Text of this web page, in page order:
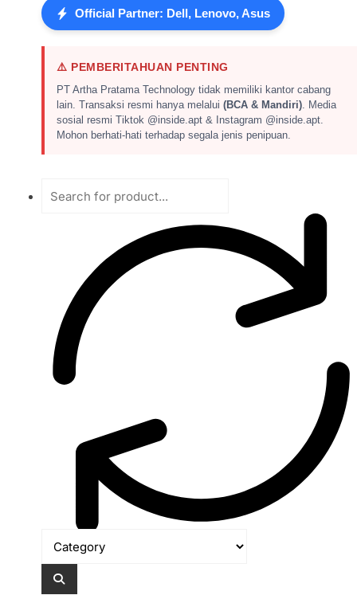
Official Partner: Dell, Lenovo, Asus
⚠️ PEMBERITAHUAN PENTING
PT Artha Pratama Technology tidak memiliki kantor cabang
lain. Transaksi resmi hanya melalui(BCA & Mandiri). Media
sosial resmi Tiktok @inside.apt & Instagram @inside.apt.
Mohon berhati-hati terhadap segala jenis penipuan.